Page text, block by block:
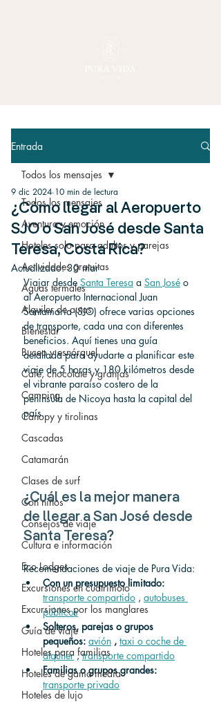
Entrada
Todos los mensajes
Aventura y emoción
Hoteles solo para adultos y parejas
Actividades gratuitas
Aguas termales
Alquiler de autos
Bienestar
Buceo y esnórquel
Café, chocolate y granjas
Camping
Canopy y tirolinas
Cascadas
Catamarán
Clases de surf
Con niños
Consejos de viaje
Cultura e información
Eco Lodges
Excursiones en cuatrimoto
Excursiones por los manglares
Guía de viaje
Hoteles para familias
Hoteles de gama media
Hoteles de lujo
Todos los mensajes
¿Cómo llegar al Aeropuerto
SJO o San José desde Santa
Teresa, Costa Rica?
9 dic 2024 10 min de lectura
Actualizado:30 mar
Viajar desde Santa Teresa a San José o
al Aeropuerto Internacional Juan
Santamaría (SJO) ofrece varias opciones
de transporte, cada una con diferentes
beneficios. Aquí tienes una guía
detallada para ayudarte a planificar este
viaje de 5 horas y 180 kilómetros desde
el vibrante paraíso costero de la
península de Nicoya hasta la capital del
país.
¿Cuál es la mejor manera
de llegar a San José desde
Santa Teresa?
Recomendaciones de viaje de Pura Vida:
Con un presupuesto limitado:
transporte compartido , autobuses
públicos
Solteros, parejas o grupos
pequeños: avión , taxi o coche de
alquiler , transporte compartido
Familias o grupos grandes:
transporte privado